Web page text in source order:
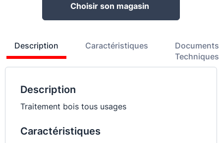
Choisir son magasin
Description Caractéristiques
Documents
Techniques
Description
Traitement bois tous usages
Caractéristiques